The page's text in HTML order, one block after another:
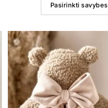
Pasirinkti savybes